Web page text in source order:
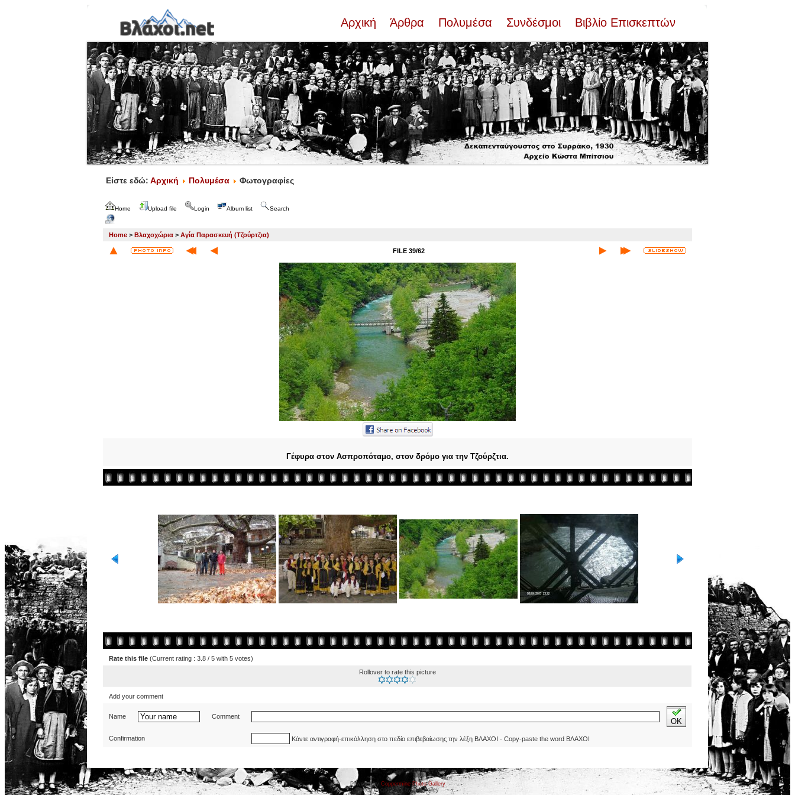
Αρχική Άρθρα Πολυμέσα Συνδέσμοι Βιβλίο Επισκεπτών
Είστε εδώ: Αρχική Πολυμέσα Φωτογραφίες
Home Upload file Login Album list Search
Home > Βλαχοχώρια > Αγία Παρασκευή (Τζούρτζια)
FILE 39/62
Γέφυρα στον Ασπροπόταμο, στον δρόμο για την Τζούρζτια.
Rate this file (Current rating : 3.8 / 5 with 5 votes)
Rollover to rate this picture
Add your comment
Name Comment
OK
Confirmation Κάντε αντιγραφή-επικόλληση στο πεδίο επιβεβαίωσης την λέξη ΒΛΑΧΟΙ - Copy-paste the word ΒΛΑΧΟΙ
Powered by Coppermine Photo Gallery
Ported to cpg 1.5.x by Jeff Bailey